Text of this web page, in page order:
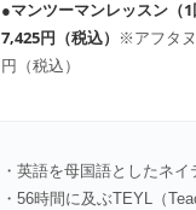
●マンツーマンレッスン（
7,425円（税込）
※アフタ
円（税込）
・英語を母国語としたネイ
・56時間に及ぶTEYL（